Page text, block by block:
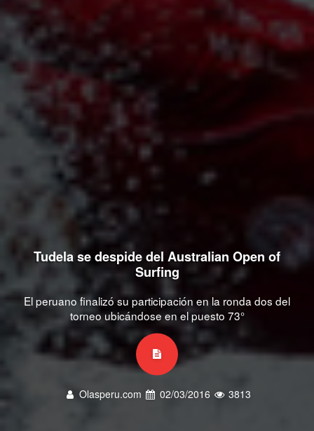
Tudela se despide del Australian Open of
Surfing
El peruano finalizó su participación en la ronda dos del
torneo ubicándose en el puesto 73°
Olasperu.com 02/03/2016 3813